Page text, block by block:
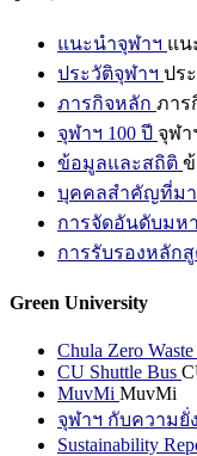
แนะนำจุฬาฯ แน
ประวัติจุฬาฯ ปร
ภารกิจหลัก ภาร
จุฬาฯ 100 ปี จุฬา
ข้อมูลและสถิติ
บุคคลสำคัญที่มา
การจัดอันดับมห
การรับรองหลัก
Green University
Chula Zero Waste
CU Shuttle Bus
MuvMi MuvMi
จุฬาฯ กับความยั่
Sustainability